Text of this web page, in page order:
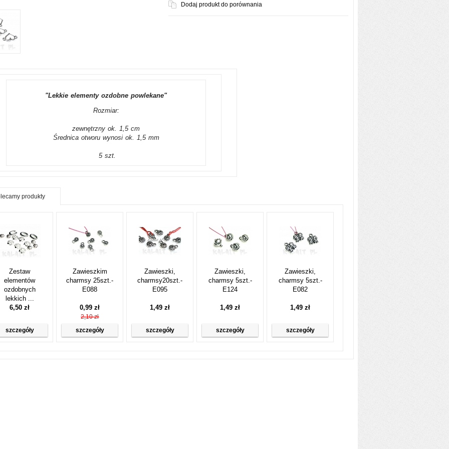
Dodaj produkt do porównania
"Lekkie elementy ozdobne powlekane"
Rozmiar:
zewnętrzny ok. 1,5 cm
Średnica otworu wynosi ok. 1,5 mm
5szt.
produkty
Zestaw
elementów
ozdobnych
lekkich ...
6,50 zł
szczegóły
Zawieszkim
charmsy 25szt.-
E088
0,99 zł
2,10 zł
szczegóły
Zawieszki,
charmsy20szt.-
E095
1,49 zł
szczegóły
Zawieszki,
charmsy 5szt.-
E124
1,49 zł
szczegóły
Zawieszki,
charmsy 5szt.-
E082
1,49 zł
szczegóły